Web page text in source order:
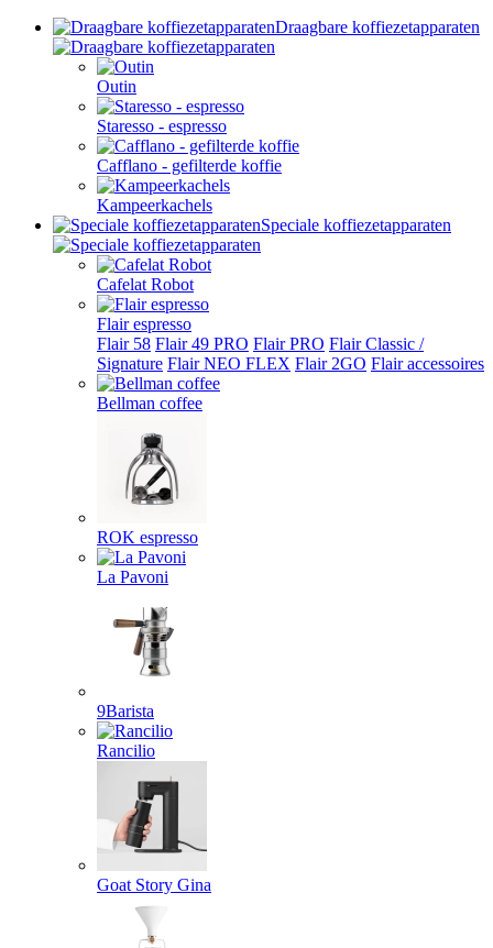
Draagbare koffiezetapparaten
Outin
Staresso - espresso
Cafflano - gefilterde koffie
Kampeerkachels
Speciale koffiezetapparaten
Cafelat Robot
Flair espresso
Flair 58 Flair 49 PRO Flair PRO Flair Classic /
Signature Flair NEO FLEX Flair 2GO Flair accessoires
Bellman coffee
ROK espresso
La Pavoni
9Barista
Rancilio
Goat Story Gina